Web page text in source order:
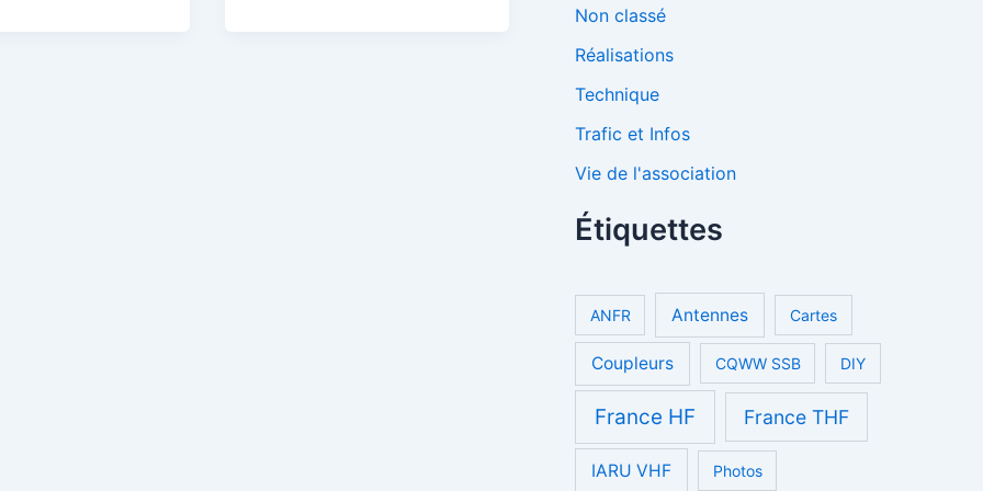
Non classé
Réalisations
Technique
Trafic et Infos
Vie de l'association
Étiquettes
ANFR Antennes Cartes
Coupleurs CQWW SSB DIY
France HF France THF
IARU VHF Photos